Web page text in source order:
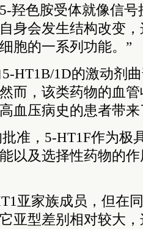
羟色胺受体就像信
身会发生结构改变
胞的一系列功能。”
HT1B/1D的激动剂
而，该类药物的血
血压病史的患者带
准，5-HT1F作为极
以及选择性药物的
亚家族成员，但在
亚型差别相对较大